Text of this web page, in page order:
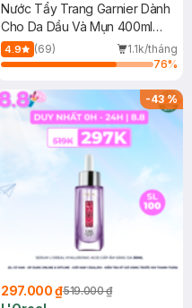
Nước Tẩy Trang Garnier Dành
Cho Da Dầu Và Mụn 400ml
(Mới)
4.9 (69)
1.1k/tháng
76%
-43%
297.000 ₫519.000 ₫